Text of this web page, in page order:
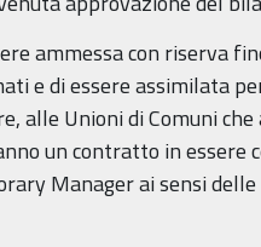
ammessa con riserva
e di essere assimilata
alle Unioni di Comuni
un contratto in essere
Manager ai sensi delle